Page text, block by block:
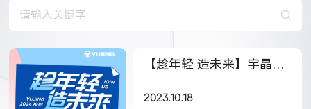
【趁年轻 造未来】宇晶股
2023.10.18